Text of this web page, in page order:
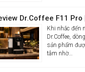
Khi nhắc đến
Dr.Coffee,
sản phẩm
tâm nhờ…